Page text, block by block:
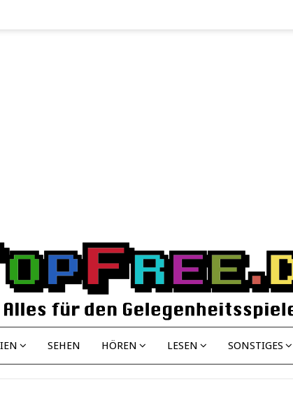
SEHEN HÖREN LESEN SONSTIGES